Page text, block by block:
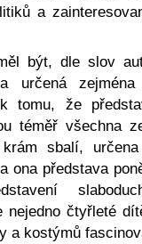
a
být, dle slov
určená
tomu, že
téměř všechna
sbalí,
ona představa
nejedno čtyřleté
a kostýmů